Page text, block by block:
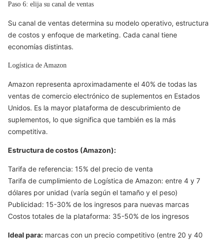
Paso 6: elija su canal de ventas
Su canal de ventas determina su modelo operativo, estructura
de costos y enfoque de marketing. Cada canal tiene
economías distintas.
Logística de Amazon
Amazon representa aproximadamente el 40% de todas las
ventas de comercio electrónico de suplementos en Estados
Unidos. Es la mayor plataforma de descubrimiento de
suplementos, lo que significa que también es la más
competitiva.
Estructura de costos (Amazon):
Tarifa de referencia: 15% del precio de venta
Tarifa de cumplimiento de Logística de Amazon: entre 4 y 7
dólares por unidad (varía según el tamaño y el peso)
Publicidad: 15-30% de los ingresos para nuevas marcas
Costos totales de la plataforma: 35-50% de los ingresos
Ideal para: marcas con un precio competitivo (entre 20 y 40